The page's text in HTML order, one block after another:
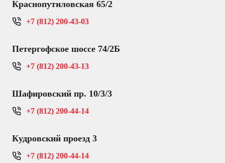
Краснопутиловская 65/2
+7 (812) 200-43-03
Петергофское шоссе 74/2Б
+7 (812) 200-43-13
Шафировский пр. 10/3/3
+7 (812) 200-44-14
Кудровский проезд 3
+7 (812) 200-44-14